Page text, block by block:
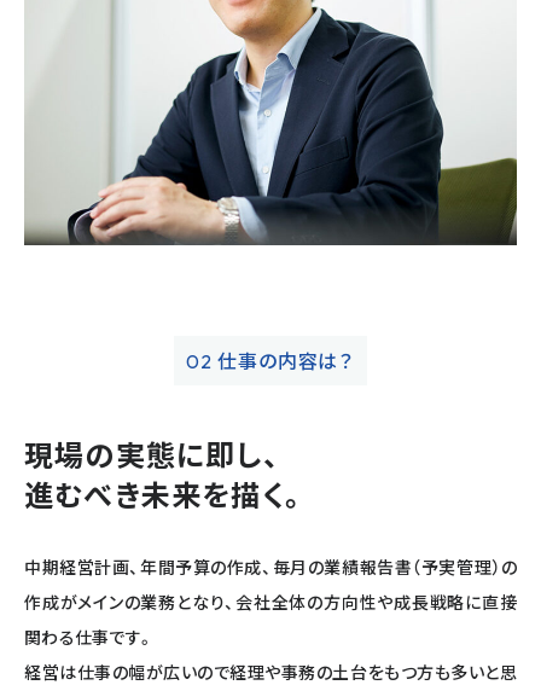
02 仕事の内容は？
現場の実態に即し、
進むべき未来を描く。
中期経営計画、年間予算の作成、毎月の業績報告書（予実管理）の
作成がメインの業務となり、会社全体の方向性や成長戦略に直接
関わる仕事です。
経営は仕事の幅が広いので経理や事務の土台をもつ方も多いと思